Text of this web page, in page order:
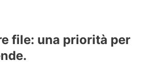
file: una priorità per